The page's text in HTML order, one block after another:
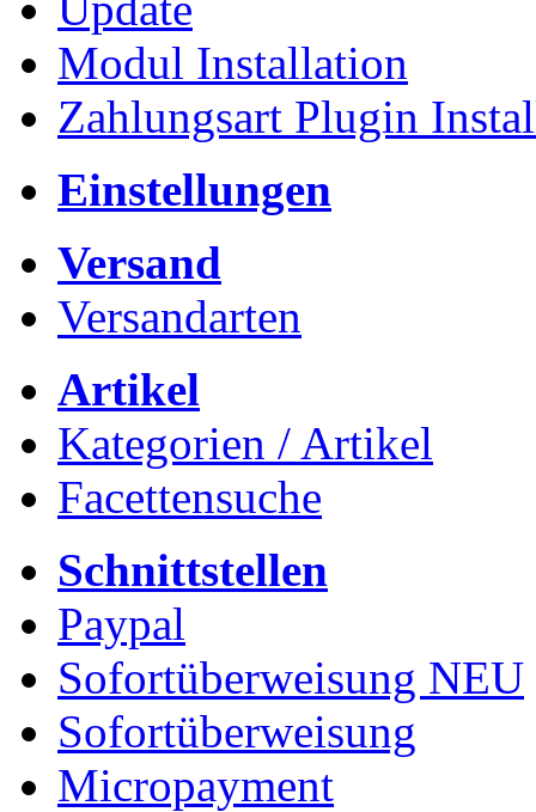
Modul Installation
Zahlungsart Plugin
Einstellungen
Versand
Versandarten
Artikel
Kategorien / Artikel
Facettensuche
Schnittstellen
Paypal
Sofortüberweisung NEU
Sofortüberweisung
Micropayment